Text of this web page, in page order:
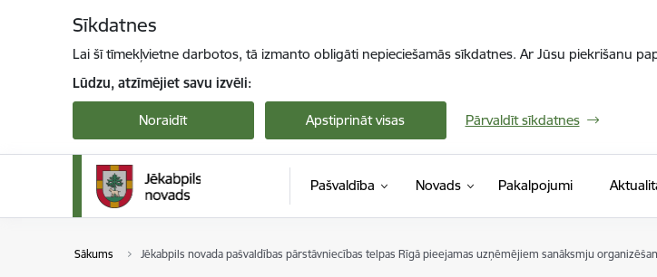
Sīkdatnes
Lai šī tīmekļvietne darbotos, tā izmanto obligāti nepieciešamās sīkdatnes. Ar Jūsu piekrišanu
Lūdzu, atzīmējiet savu izvēli:
Noraidīt Apstiprināt visas Pārvaldīt sīkdatnes
Pašvaldība Novads Pakalpojumi
Sākums Jēkabpils novada pašvaldības pārstāvniecības telpas Rīgā pieejamas uzņēmējiem sanāksmju